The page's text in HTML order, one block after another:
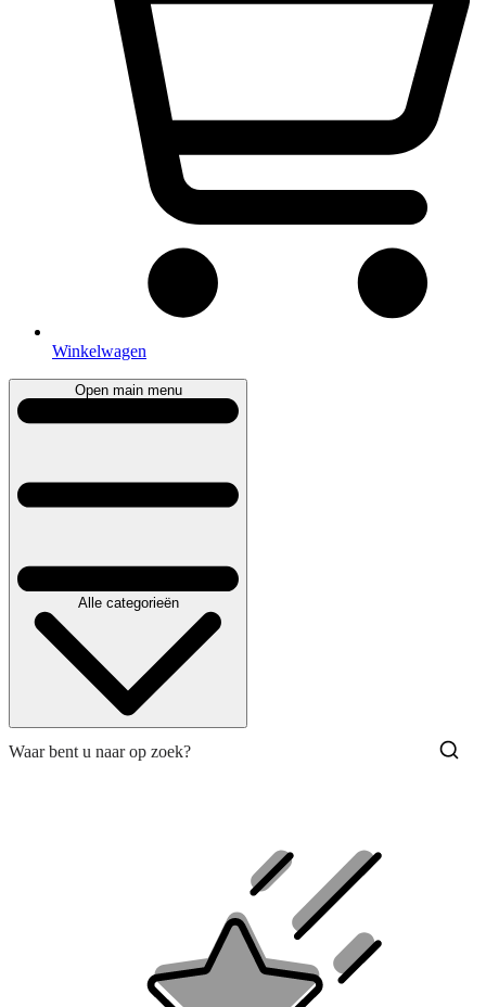
Winkelwagen
Open main menu
Alle categorieën